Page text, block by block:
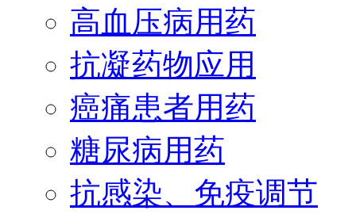
高血压病用药
抗凝药物应用
癌痛患者用药
糖尿病用药
抗感染、免疫调节